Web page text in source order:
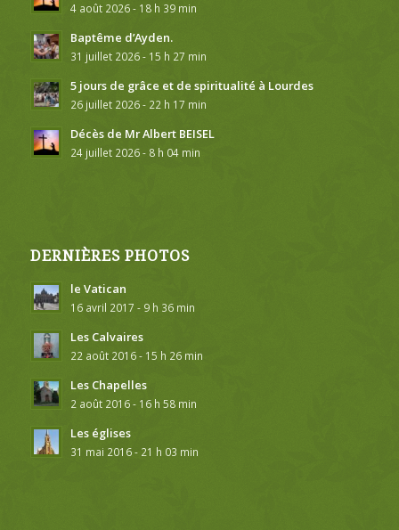
4 août 2026 - 18 h 39 min
Baptême d’Ayden.
31 juillet 2026 - 15 h 27 min
5 jours de grâce et de spiritualité à Lourdes
26 juillet 2026 - 22 h 17 min
Décès de Mr Albert BEISEL
24 juillet 2026 - 8 h 04 min
DERNIÈRES PHOTOS
le Vatican
16 avril 2017 - 9 h 36 min
Les Calvaires
22 août 2016 - 15 h 26 min
Les Chapelles
2 août 2016 - 16 h 58 min
Les églises
31 mai 2016 - 21 h 03 min